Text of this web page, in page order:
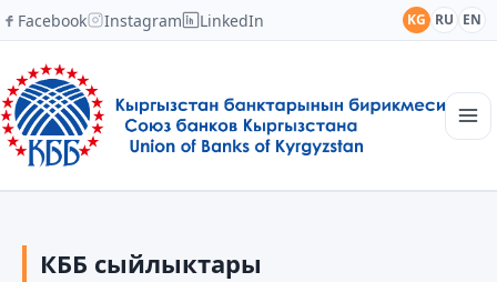
Facebook Instagram LinkedIn KG RU EN
Кабарлар
КББ сыйлыктары